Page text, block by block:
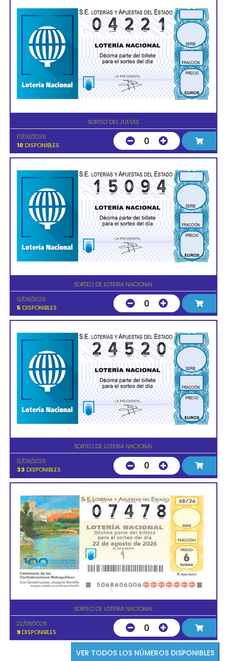
SORTEO DEL JUEVES
17/09/2026
10 DISPONIBLES 0
SORTEO DE LOTERIA NACIONAL
12/09/2026
5 DISPONIBLES 0
SORTEO DE LOTERIA NACIONAL
12/09/2026
33 DISPONIBLES 0
SORTEO DE LOTERIA NACIONAL
22/08/2026
9 DISPONIBLES 0
VER TODOS LOS NÚMEROS DISPONIBLES